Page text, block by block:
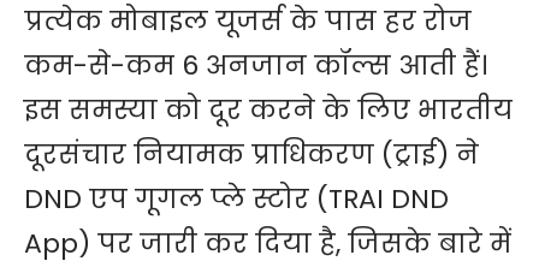
प्रत्येक मोबाइल यूजर्स के पास हर रोज
कम-से-कम 6 अनजान कॉल्स आती हैं।
इस समस्या को दूर करने के लिए भारतीय
दूरसंचार नियामक प्राधिकरण (ट्राई) ने
DND एप गूगल प्ले स्टोर (TRAI DND
App) पर जारी कर दिया है, जिसके बारे में